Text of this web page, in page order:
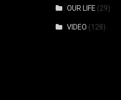
OUR LIFE (29)
VIDEO (128)